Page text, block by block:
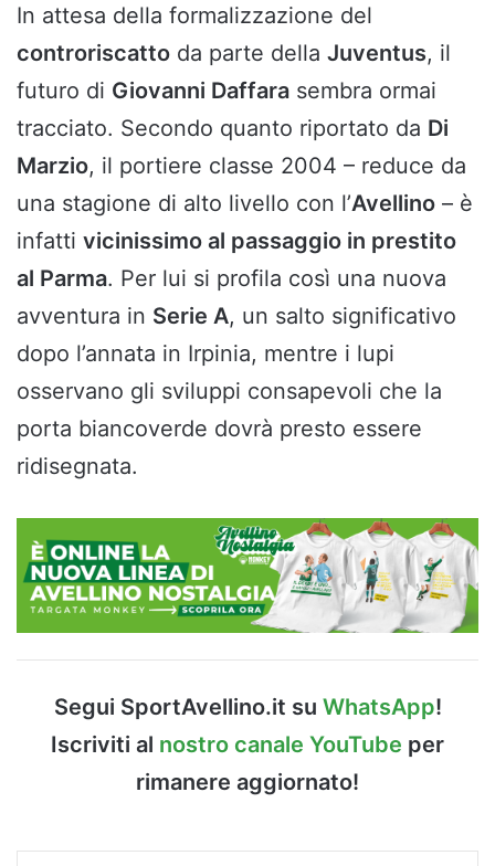
In attesa della formalizzazione del
controriscatto da parte della Juventus, il
futuro di Giovanni Daffara sembra ormai
tracciato. Secondo quanto riportato da Di
Marzio, il portiere classe 2004 – reduce da
una stagione di alto livello con l’Avellino – è
infatti vicinissimo al passaggio in prestito
al Parma. Per lui si profila così una nuova
avventura in Serie A, un salto significativo
dopo l’annata in Irpinia, mentre i lupi
osservano gli sviluppi consapevoli che la
porta biancoverde dovrà presto essere
ridisegnata.
Segui SportAvellino.it su WhatsApp!
Iscriviti al nostro canale YouTube per
rimanere aggiornato!